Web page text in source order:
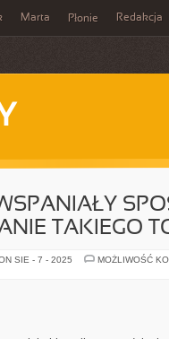
Marta Płonie Redakcja
TAKIEGO
SIE - 7 - 2025
MOŻLIWOŚĆ